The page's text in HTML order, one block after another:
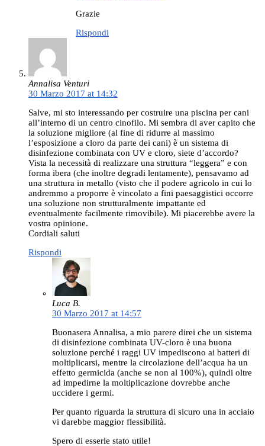
Grazie
Rispondi
Annalisa Venturi
30 Marzo 2017 at 14:32
Salve, mi sto interessando per costruire una piscina per cani
all’interno di un centro cinofilo. Mi sembra di aver capito che
la soluzione migliore (al fine di ridurre al massimo
l’esposizione a cloro da parte dei cani) è un sistema di
disinfezione combinata con UV e cloro, siete d’accordo?
Vista la necessità di realizzare una struttura “leggera” e con
forma ibera (che inoltre degradi lentamente), pensavamo ad
una struttura in metallo (visto che il podere agricolo in cui lo
andremmo a proporre è vincolato a fini paesaggistici occorre
una soluzione non strutturalmente impattante ed
eventualmente facilmente rimovibile). Mi piacerebbe avere la
vostra opinione.
Cordiali saluti
Rispondi
Luca B.
30 Marzo 2017 at 14:57
Buonasera Annalisa, a mio parere direi che un sistema
di disinfezione combinata UV-cloro è una buona
soluzione perché i raggi UV impediscono ai batteri di
moltiplicarsi, mentre la circolazione dell’acqua ha un
effetto germicida (anche se non al 100%), quindi oltre
ad impedirne la moltiplicazione dovrebbe anche
uccidere i germi.
Per quanto riguarda la struttura di sicuro una in acciaio
vi darebbe maggior flessibilità.
Spero di esserle stato utile!